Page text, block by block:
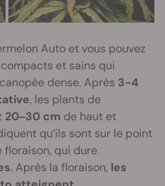
Auto et vous pouvez
et sains qui
dense. Après 3-4
, les plants de
20‒30 cm de haut et
qu’ils sont sur le point
floraison, qui dure
. Après la floraison, les